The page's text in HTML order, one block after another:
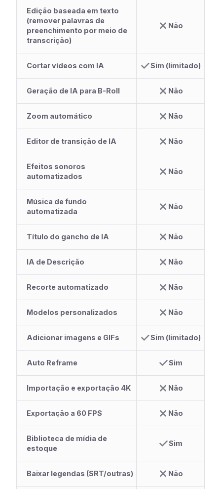
Edição baseada em texto
(remover palavras de
preenchimento por meio de
transcrição)
Não
Cortar vídeos com IA Sim (limitado)
Geração de IA para B-Roll Não
Zoom automático Não
Editor de transição de IA Não
Efeitos sonoros
automatizados
Não
Música de fundo
automatizada
Não
Título do gancho de IA Não
IA de Descrição Não
Recorte automatizado Não
Modelos personalizados Não
Adicionar imagens e GIFs Sim (limitado)
Auto Reframe Sim
Importação e exportação 4K Não
Exportação a 60 FPS Não
Biblioteca de mídia de
estoque
Sim
Baixar legendas (SRT/outras) Não